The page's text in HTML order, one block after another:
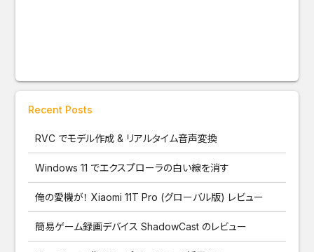
Recent Posts
RVC でモデル作成 & リアルタイム音声変換
Windows 11 でエクスプローラの白い線を消す
俺の愛機が！ Xiaomi 11T Pro (グローバル版) レビュー
簡易ゲーム録画デバイス ShadowCast のレビュー